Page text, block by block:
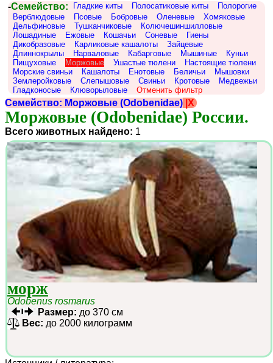
-Семейство: Гладкие киты Полосатиковые киты
Полорогие
Верблюдовые
Псовые Бобровые Оленевые
Хомяковые
Дельфиновые
Тушканчиковые
Колючешиншилловые
Лошадиные
Ежовые Кошачьи Соневые
Гиены
Дикобразовые
Карликовые кашалоты
Зайцевые
Длиннокрылы
Нарваловые Кабарговые Мышиные
Куньи
Пищуховые
Моржовые Ушастые тюлени
Настоящие тюлени
Морские свиньи
Кашалоты Енотовые Беличьи
Мышовки
Землеройковые
Слепышовые Свиньи Кротовые
Медвежьи
Гладконосые
Клюворыловые Отменить фильтр
Семейство: Моржовые (Odobenidae) |X
Моржовые (Odobenidae) России.
Всего животных найдено: 1
морж
Odobenus rosmarus
Размер: до 370 см
Вес: до 2000 килограмм